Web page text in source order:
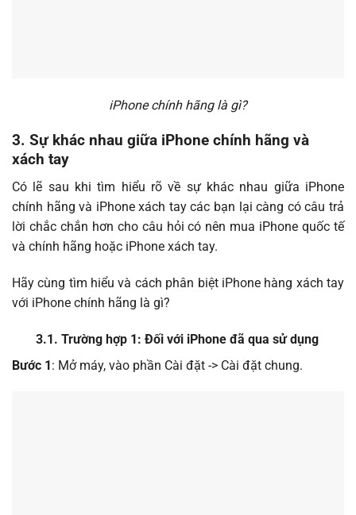
iPhone chính hãng là gì?
3. Sự khác nhau giữa iPhone chính hãng và
xách tay
Có lẽ sau khi tìm hiểu rõ về sự khác nhau giữa iPhone
chính hãng và iPhone xách tay các bạn lại càng có câu trả
lời chắc chắn hơn cho câu hỏi có nên mua iPhone quốc tế
và chính hãng hoặc iPhone xách tay.
Hãy cùng tìm hiểu và cách phân biệt iPhone hàng xách tay
với iPhone chính hãng là gì?
3.1. Trường hợp 1: Đối với iPhone đã qua sử dụng
Bước 1: Mở máy, vào phần Cài đặt -> Cài đặt chung.